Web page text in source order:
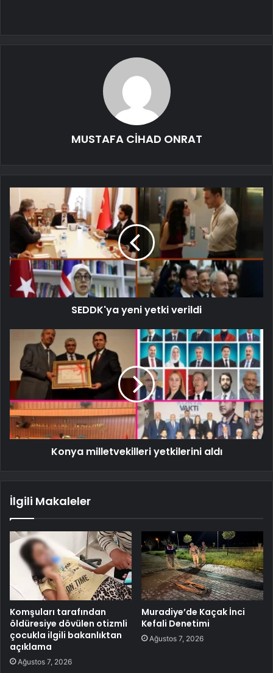
MUSTAFA CİHAD ONRAT
SEDDK'ya yeni yetki verildi
Konya milletvekilleri yetkilerini aldı
İlgili Makaleler
Komşuları tarafından
öldüresiye dövülen otizmli
çocukla ilgili bakanlıktan
açıklama
Ağustos 7, 2026
Muradiye’de Kaçak İnci
Kefali Denetimi
Ağustos 7, 2026